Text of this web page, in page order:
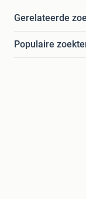
Gerelateerde
Populaire